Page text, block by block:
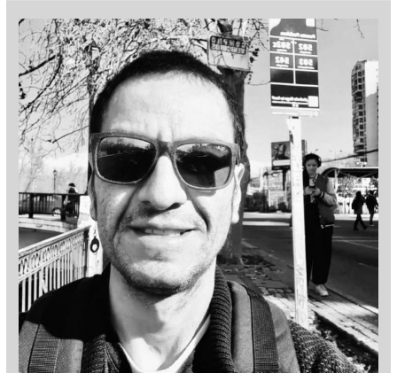
Videla